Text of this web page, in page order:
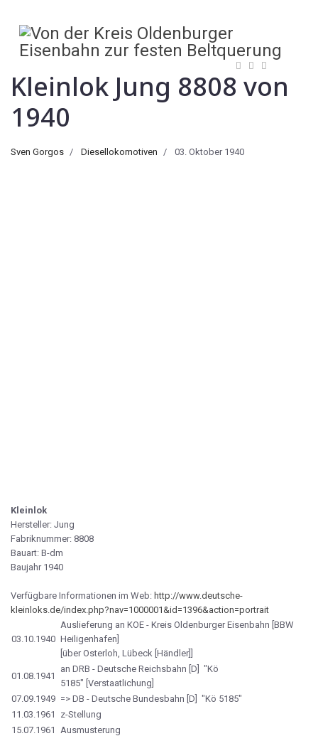
Kleinlok Jung 8808 von
1940
Sven Gorgos Diesellokomotiven 03. Oktober 1940
Kleinlok
Hersteller: Jung
Fabriknummer: 8808
Bauart: B-dm
Baujahr 1940
Verfügbare Informationen im Web: http://www.deutsche-
kleinloks.de/index.php?nav=1000001&id=1396&action=portrait
03.10.1940
Auslieferung an KOE - Kreis Oldenburger Eisenbahn [BBW
Heiligenhafen]
[über Osterloh, Lübeck [Händler]]
01.08.1941
an DRB - Deutsche Reichsbahn [D] "Kö
5185" [Verstaatlichung]
07.09.1949 => DB - Deutsche Bundesbahn [D] "Kö 5185"
11.03.1961
z-Stellung
15.07.1961 Ausmusterung